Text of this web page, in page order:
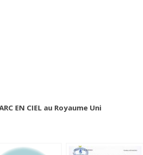
EN CIEL au Royaume Uni